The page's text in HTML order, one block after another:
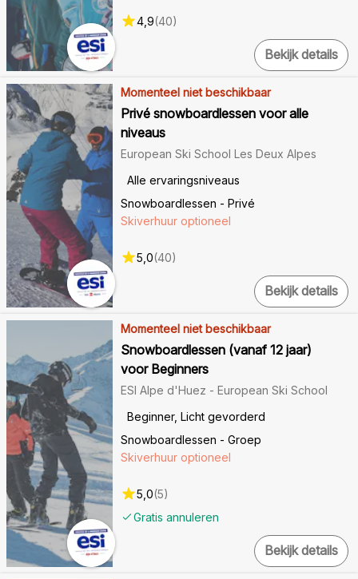
4,9(40)
Bekijk details
Momenteel niet beschikbaar
Privé snowboardlessen voor alle
niveaus
European Ski School Les Deux Alpes
Snowboardlessen - Privé
Alle ervaringsniveaus
Skiverhuur optioneel
5,0(40)
Bekijk details
Momenteel niet beschikbaar
Snowboardlessen (vanaf 12 jaar)
voor Beginners
ESI Alpe d'Huez - European Ski School
Snowboardlessen - Groep
Beginner, Licht gevorderd
Gratis annuleren
Skiverhuur optioneel
5,0(5)
Bekijk details